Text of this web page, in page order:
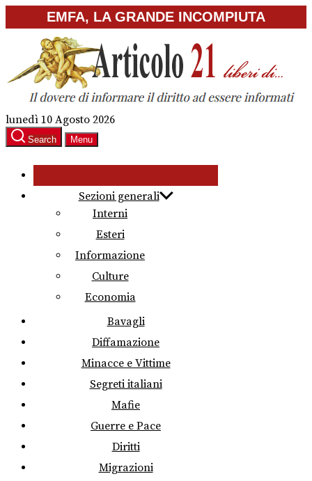
to
content
EMFA, LA GRANDE INCOMPIUTA
lunedì 10 Agosto 2026
Search Menu
Sezioni generali
Interni
Esteri
Informazione
Culture
Economia
Bavagli
Diffamazione
Minacce e Vittime
Segreti italiani
Mafie
Guerre e Pace
Diritti
Migrazioni